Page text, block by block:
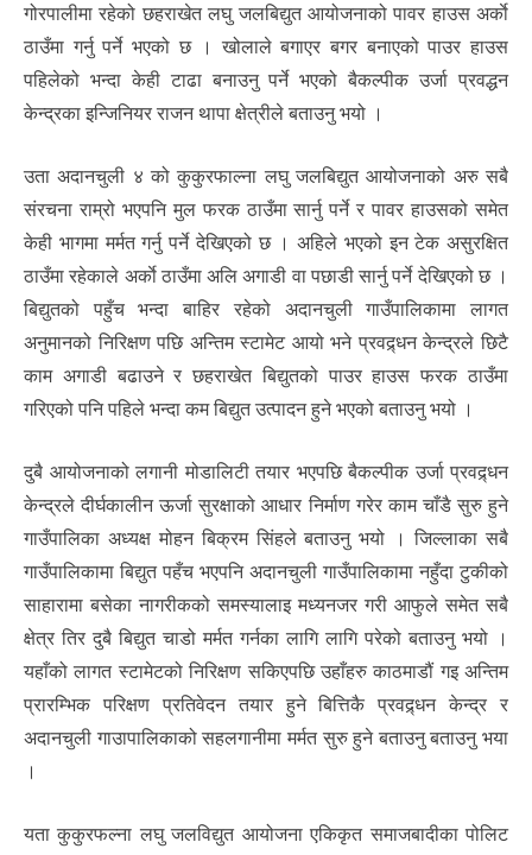
गोरपालीमा रहेको छहराखेत लघु जलबिद्युत आयोजनाको पावर हाउस अर्काे
ठाउँमा गर्नु पर्ने भएको छ । खोलाले बगाएर बगर बनाएको पाउर हाउस
पहिलेको भन्दा केही टाढा बनाउनु पर्ने भएको बैकल्पीक उर्जा प्रवद्धन
केन्द्रका इन्जिनियर राजन थापा क्षेत्रीले बताउनु भयो ।
उता अदानचुली ४ को कुकुरफाल्ना लघु जलबिद्युत आयोजनाको अरु सबै
संरचना राम्रो भएपनि मुल फरक ठाउँमा सार्नु पर्ने र पावर हाउसको समेत
केही भागमा मर्मत गर्नु पर्ने देखिएको छ । अहिले भएको इन टेक असुरक्षित
ठाउँमा रहेकाले अर्काे ठाउँमा अलि अगाडी वा पछाडी सार्नु पर्ने देखिएको छ ।
बिद्युतको पहुँच भन्दा बाहिर रहेको अदानचुली गाउँपालिकामा लागत
अनुमानको निरिक्षण पछि अन्तिम स्टामेट आयो भने प्रवद्र्धन केन्द्रले छिटै
काम अगाडी बढाउने र छहराखेत बिद्युतको पाउर हाउस फरक ठाउँमा
गरिएको पनि पहिले भन्दा कम बिद्युत उत्पादन हुने भएको बताउनु भयो ।
दुबै आयोजनाको लगानी मोडालिटी तयार भएपछि बैकल्पीक उर्जा प्रवद्र्धन
केन्द्रले दीर्घकालीन ऊर्जा सुरक्षाको आधार निर्माण गरेर काम चाँडै सुरु हुने
गाउँपालिका अध्यक्ष मोहन बिक्रम सिंहले बताउनु भयो । जिल्लाका सबै
गाउँपालिकामा बिद्युत पहँच भएपनि अदानचुली गाउँपालिकामा नहुँदा टुकीको
साहारामा बसेका नागरीकको समस्यालाइ मध्यनजर गरी आफुले समेत सबै
क्षेत्र तिर दुबै बिद्युत चाडो मर्मत गर्नका लागि लागि परेको बताउनु भयो ।
यहाँको लागत स्टामेटको निरिक्षण सकिएपछि उहाँहरु काठमाडौं गइ अन्तिम
प्रारम्भिक परिक्षण प्रतिवेदन तयार हुने बित्तिकै प्रवद्र्धन केन्द्र र
अदानचुली गाउापालिकाको सहलगानीमा मर्मत सुरु हुने बताउनु बताउनु भया
।
यता कुकुरफल्ना लघु जलविद्युत आयोजना एकिकृत समाजबादीका पोलिट